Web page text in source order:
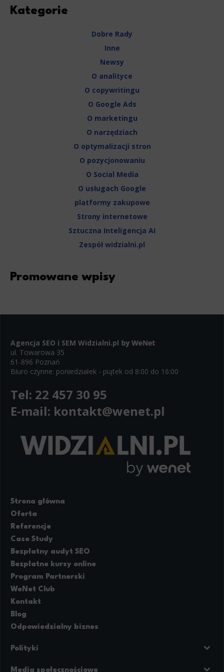
Kategorie
Dobre Rady
Inne
Newsy
O analityce
O copywritingu
O Google Ads
O marketingu
O narzędziach
O optymalizacji stron
O pozycjonowaniu
O Social Media
O usługach Google
platformy zakupowe
Strony internetowe
Sztuczna Inteligencja AI
Zespół widzialni.pl
Promowane wpisy
Agencja SEO i SEM Widzialni.pl
ul. Towarowa 35
61-896 Poznań
Biuro czynne: poniedziałek - piątek od 8:00 do 16:00
Tel: 22 457 30 95
E-mail: kontakt@wenet.pl
Strona główna
Oferta
Referencje
Case Study
Bezpłatny audyt SEO
Bezpłatne kursy online
Program Partnerski
WeNet Club
Kontakt
Blog
Odpowiedzialny biznes
Polityki
Regulamin strony
Media społecznościowe